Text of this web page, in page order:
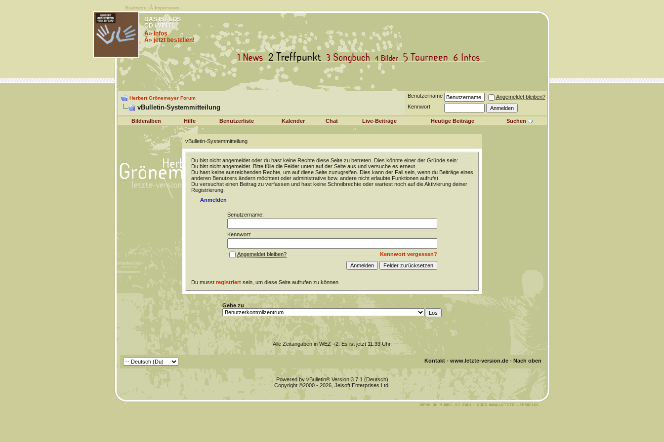
Startseite |Â Impressum
DAS IST LOS
CD / VINYL
Â» Infos
Â» jetzt bestellen!
Herbert Grönemeyer Forum
vBulletin-Systemmitteilung
Benutzername
Angemeldet bleiben?
Kennwort
Bilderalben Hilfe Benutzerliste Kalender Chat Live-Beiträge Heutige Beiträge Suchen
vBulletin-Systemmitteilung
Du bist nicht angemeldet oder du hast keine Rechte diese Seite zu betreten. Dies könnte einer der Gründe sein:
Du bist nicht angemeldet. Bitte fülle die Felder unten auf der Seite aus und versuche es erneut.
Du hast keine ausreichenden Rechte, um auf diese Seite zuzugreifen. Dies kann der Fall sein, wenn du Beiträge eines
anderen Benutzers ändern möchtest oder administrative bzw. andere nicht erlaubte Funktionen aufrufst.
Du versuchst einen Beitrag zu verfassen und hast keine Schreibrechte oder wartest noch auf die Aktivierung deiner
Registrierung.
Anmelden
Benutzername:
Kennwort:
Kennwort vergessen?
Angemeldet bleiben?
Du musst registriertsein, um diese Seite aufrufen zu können.
Gehe zu
Alle Zeitangaben in WEZ +2. Es ist jetzt11:33Uhr.
Kontakt- www.letzte-version.de- Nach oben
Powered by vBulletin® Version 3.7.1 (Deutsch)
Copyright ©2000 - 2026, Jelsoft Enterprises Ltd.